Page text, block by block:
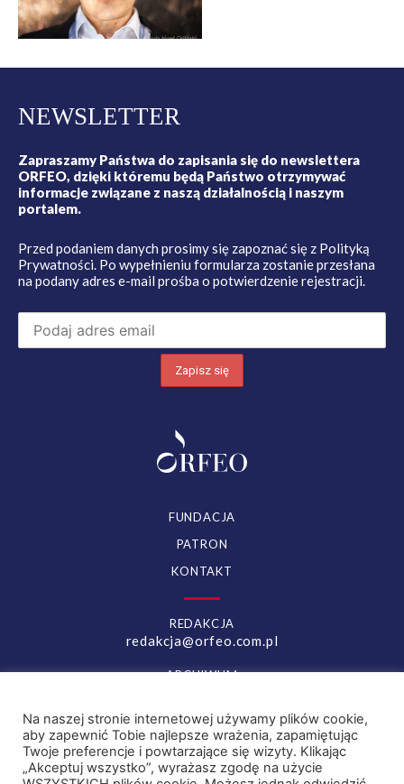
NEWSLETTER
Zapraszamy Państwa do zapisania się do newslettera
ORFEO, dzięki któremu będą Państwo otrzymywać
informacje związane z naszą działalnością i naszym
portalem.
Przed podaniem danych prosimy się zapoznać się z Polityką
Prywatności. Po wypełnieniu formularza zostanie przesłana
na podany adres e-mail prośba o potwierdzenie rejestracji.
FUNDACJA
PATRON
KONTAKT
REDAKCJA
redakcja@orfeo.com.pl
ARCHIWUM
YOUTUBE FACEBOOK
INSTAGRAM
Na naszej stronie internetowej używamy plików cookie,
aby zapewnić Tobie najlepsze wrażenia, zapamiętując
Twoje preferencje i powtarzające się wizyty. Klikając
„Akceptuj wszystko”, wyrażasz zgodę na użycie